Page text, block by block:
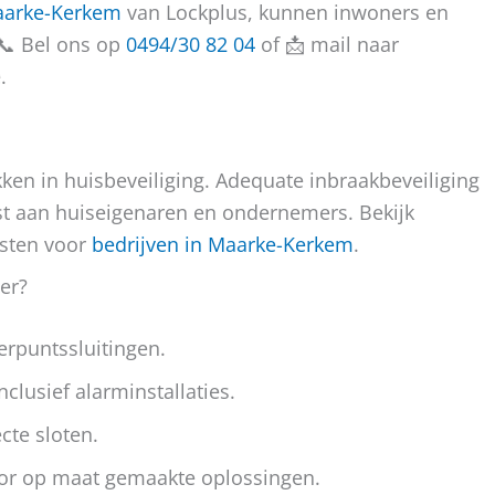
Kerkem van Lockplus, kunnen inwoners en
Bel ons op 0494/30 82 04 of 📩 mail naar
in huisbeveiliging. Adequate inbraakbeveiliging
huiseigenaren en ondernemers. Bekijk
voor bedrijven in Maarke-Kerkem.
alarminstallaties.
sloten.
op maat gemaakte oplossingen.